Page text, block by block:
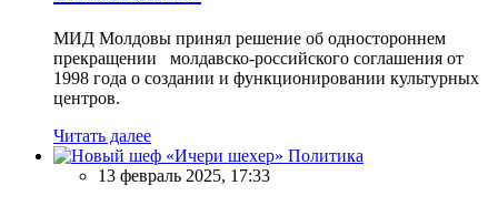
МИД Молдовы принял решение об одностороннем
прекращении молдавско-российского соглашения от
1998 года о создании и функционировании культурных
центров.
Читать далее
Политика
13 февраль 2025, 17:33